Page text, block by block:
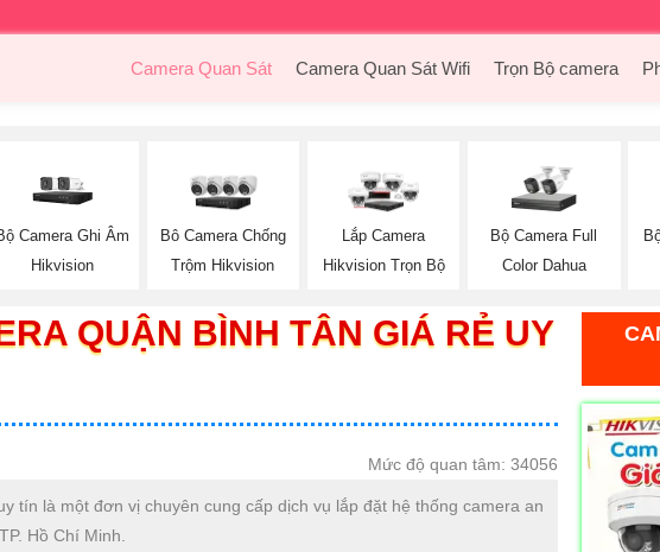
Camera Quan Sát Camera Quan Sát Wifi Trọn Bộ camera
Camera Ghi Âm
Hikvision
Bô Camera Chống
Trộm Hikvision
Lắp Camera
Hikvision Trọn Bộ
Bộ Camera Full
Color Dahua
QUẬN BÌNH TÂN GIÁ RẺ UY
Mức độ quan tâm: 34056
tín là một đơn vị chuyên cung cấp dịch vụ lắp đặt hệ thống camera an
Hồ Chí Minh.